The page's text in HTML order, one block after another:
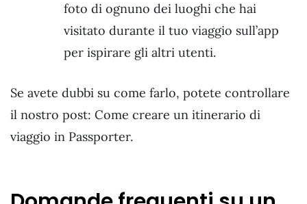
foto di ognuno dei luoghi che hai
visitato durante il tuo viaggio sull’app
per ispirare gli altri utenti.
Se avete dubbi su come farlo, potete controllare
il nostro post: Come creare un itinerario di
viaggio in Passporter.